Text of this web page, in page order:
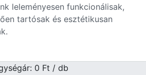
leleményesen funkcionálisak,
tartósak és esztétikusan
0 Ft / db